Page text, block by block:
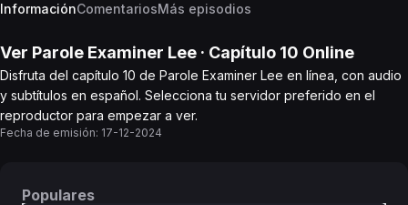
InformaciónComentariosMás episodios
Ver Parole Examiner Lee · Capítulo 10 Online
Disfruta del capítulo 10 de Parole Examiner Lee en línea, con audio
y subtítulos en español. Selecciona tu servidor preferido en el
reproductor para empezar a ver.
Fecha de emisión: 17-12-2024
Populares